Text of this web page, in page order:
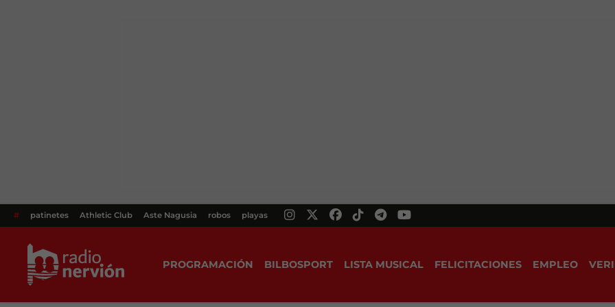
# patinetes Athletic Club Aste Nagusia robos playas
PROGRAMACIÓN BILBOSPORT LISTA MUSICAL FELICITACIONES EMPLEO